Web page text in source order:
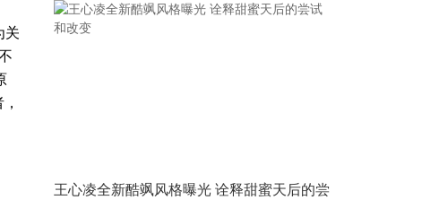
关
王心凌全新酷飒风格曝光 诠释甜蜜天后的尝